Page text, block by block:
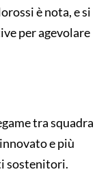
è nota, e si
per agevolare
tra squadra
e più
sostenitori.